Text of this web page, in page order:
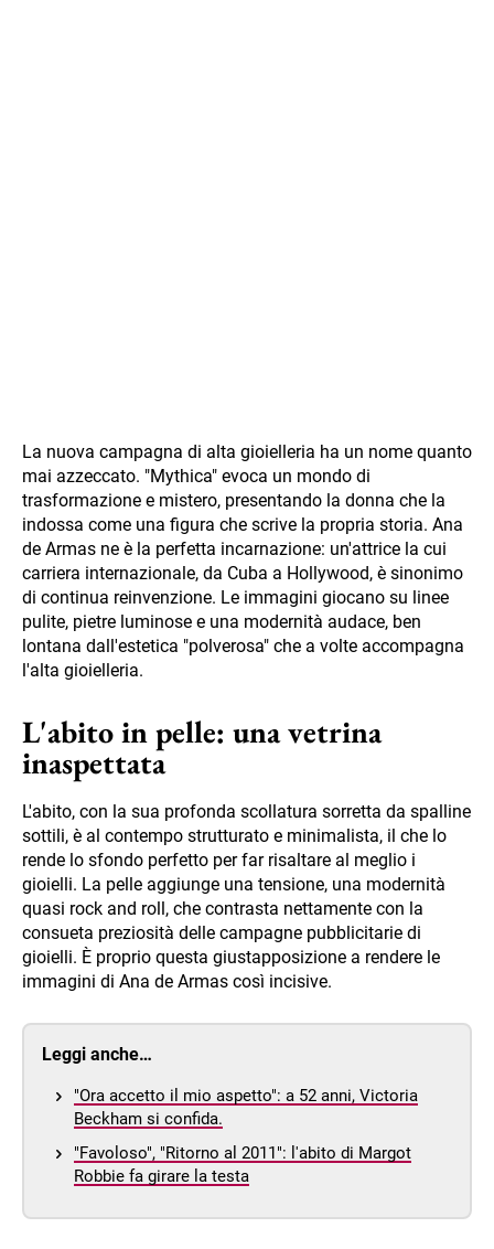
La nuova campagna di alta gioielleria ha un nome quanto
mai azzeccato. "Mythica" evoca un mondo di
trasformazione e mistero, presentando la donna che la
indossa come una figura che scrive la propria storia. Ana
de Armas ne è la perfetta incarnazione: un'attrice la cui
carriera internazionale, da Cuba a Hollywood, è sinonimo
di continua reinvenzione. Le immagini giocano su linee
pulite, pietre luminose e una modernità audace, ben
lontana dall'estetica "polverosa" che a volte accompagna
l'alta gioielleria.
L'abito in pelle: una vetrina
inaspettata
L'abito, con la sua profonda scollatura sorretta da spalline
sottili, è al contempo strutturato e minimalista, il che lo
rende lo sfondo perfetto per far risaltare al meglio i
gioielli. La pelle aggiunge una tensione, una modernità
quasi rock and roll, che contrasta nettamente con la
consueta preziosità delle campagne pubblicitarie di
gioielli. È proprio questa giustapposizione a rendere le
immagini di Ana de Armas così incisive.
Leggi anche…
"Ora accetto il mio aspetto": a 52 anni, Victoria
Beckham si confida.
"Favoloso", "Ritorno al 2011": l'abito di Margot
Robbie fa girare la testa